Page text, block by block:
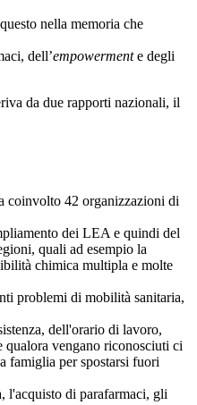
nella memoria che
dell’empowermente degli
da due rapporti nazionali, il
coinvolto 42 organizzazioni di
dei LEA e quindi del
quali ad esempio la
chimica multipla e molte
problemi di mobilità sanitaria,
dell'orario di lavoro,
qualora vengano riconosciuti ci
famiglia per spostarsi fuori
l'acquisto di parafarmaci, gli